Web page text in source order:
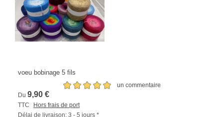
voeu bobinage 5 fils
un commentaire
Du 9,90 €
TTC
Hors frais de port
Délai de livraison: 3 - 5 jours *